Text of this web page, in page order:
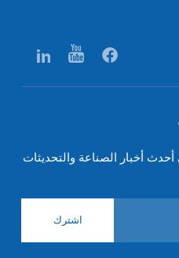
أحدث أخبار الصناعة والتحديثات
اشترك